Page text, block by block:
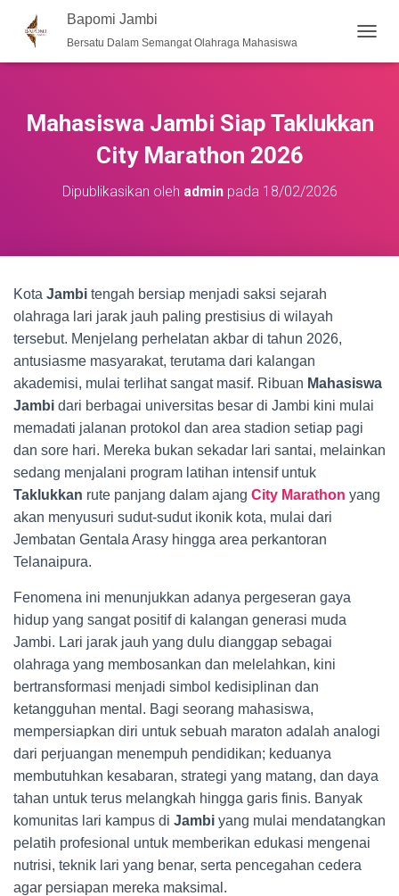
Bapomi Jambi
Bersatu Dalam Semangat Olahraga Mahasiswa
O
E
Mahasiswa Jambi Siap Taklukkan
City Marathon 2026
Dipublikasikan oleh adminpada 18/02/2026
Kota Jambi tengah bersiap menjadi saksi sejarah
olahraga lari jarak jauh paling prestisius di wilayah
tersebut. Menjelang perhelatan akbar di tahun 2026,
antusiasme masyarakat, terutama dari kalangan
akademisi, mulai terlihat sangat masif. Ribuan Mahasiswa
Jambi dari berbagai universitas besar di Jambi kini mulai
memadati jalanan protokol dan area stadion setiap pagi
dan sore hari. Mereka bukan sekadar lari santai, melainkan
sedang menjalani program latihan intensif untuk
Taklukkan rute panjang dalam ajang City Marathon yang
akan menyusuri sudut-sudut ikonik kota, mulai dari
Jembatan Gentala Arasy hingga area perkantoran
Telanaipura.
Fenomena ini menunjukkan adanya pergeseran gaya
hidup yang sangat positif di kalangan generasi muda
Jambi. Lari jarak jauh yang dulu dianggap sebagai
olahraga yang membosankan dan melelahkan, kini
bertransformasi menjadi simbol kedisiplinan dan
ketangguhan mental. Bagi seorang mahasiswa,
mempersiapkan diri untuk sebuah maraton adalah analogi
dari perjuangan menempuh pendidikan; keduanya
membutuhkan kesabaran, strategi yang matang, dan daya
tahan untuk terus melangkah hingga garis finis. Banyak
komunitas lari kampus di Jambi yang mulai mendatangkan
pelatih profesional untuk memberikan edukasi mengenai
nutrisi, teknik lari yang benar, serta pencegahan cedera
agar persiapan mereka maksimal.